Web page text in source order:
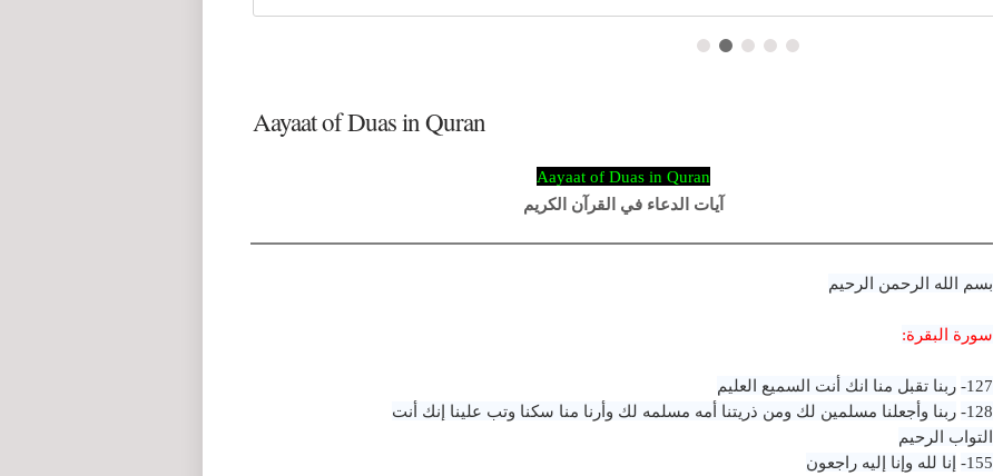
Aayaat of Duas in Quran
Aayaat of Duas in Quran
آيات الدعاء في القرآن الكريم
بسم الله الرحمن الرحيم
سورة البقرة:
127- ربنا تقبل منا انك أنت السميع العليم
128- ربنا وأجعلنا مسلمين لك ومن ذريتنا أمه مسلمه لك وأرنا منا سكنا وتب علينا إنك أنت
التواب الرحيم
155-
إنا لله وإنا إليه راجعون